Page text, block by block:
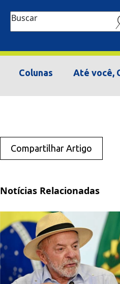
Buscar
Colunas Até você,
Compartilhar Artigo
Notícias Relacionadas